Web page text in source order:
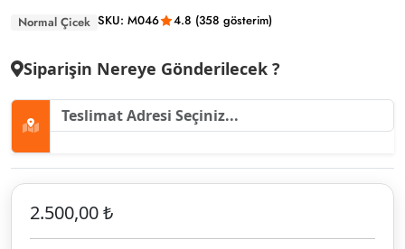
Normal Çicek SKU: M046 4.8 (358 gösterim)
Siparişin Nereye Gönderilecek ?
2.500,00 ₺